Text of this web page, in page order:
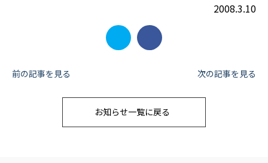
2008.3.10
投
前の記事を見る 次の記事を見る
お知らせ一覧に戻る